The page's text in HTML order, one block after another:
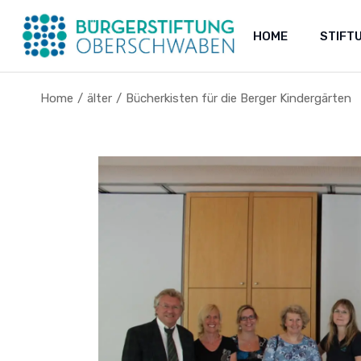
content
HOME
Home älter Bücherkisten für die Berger Kindergärten